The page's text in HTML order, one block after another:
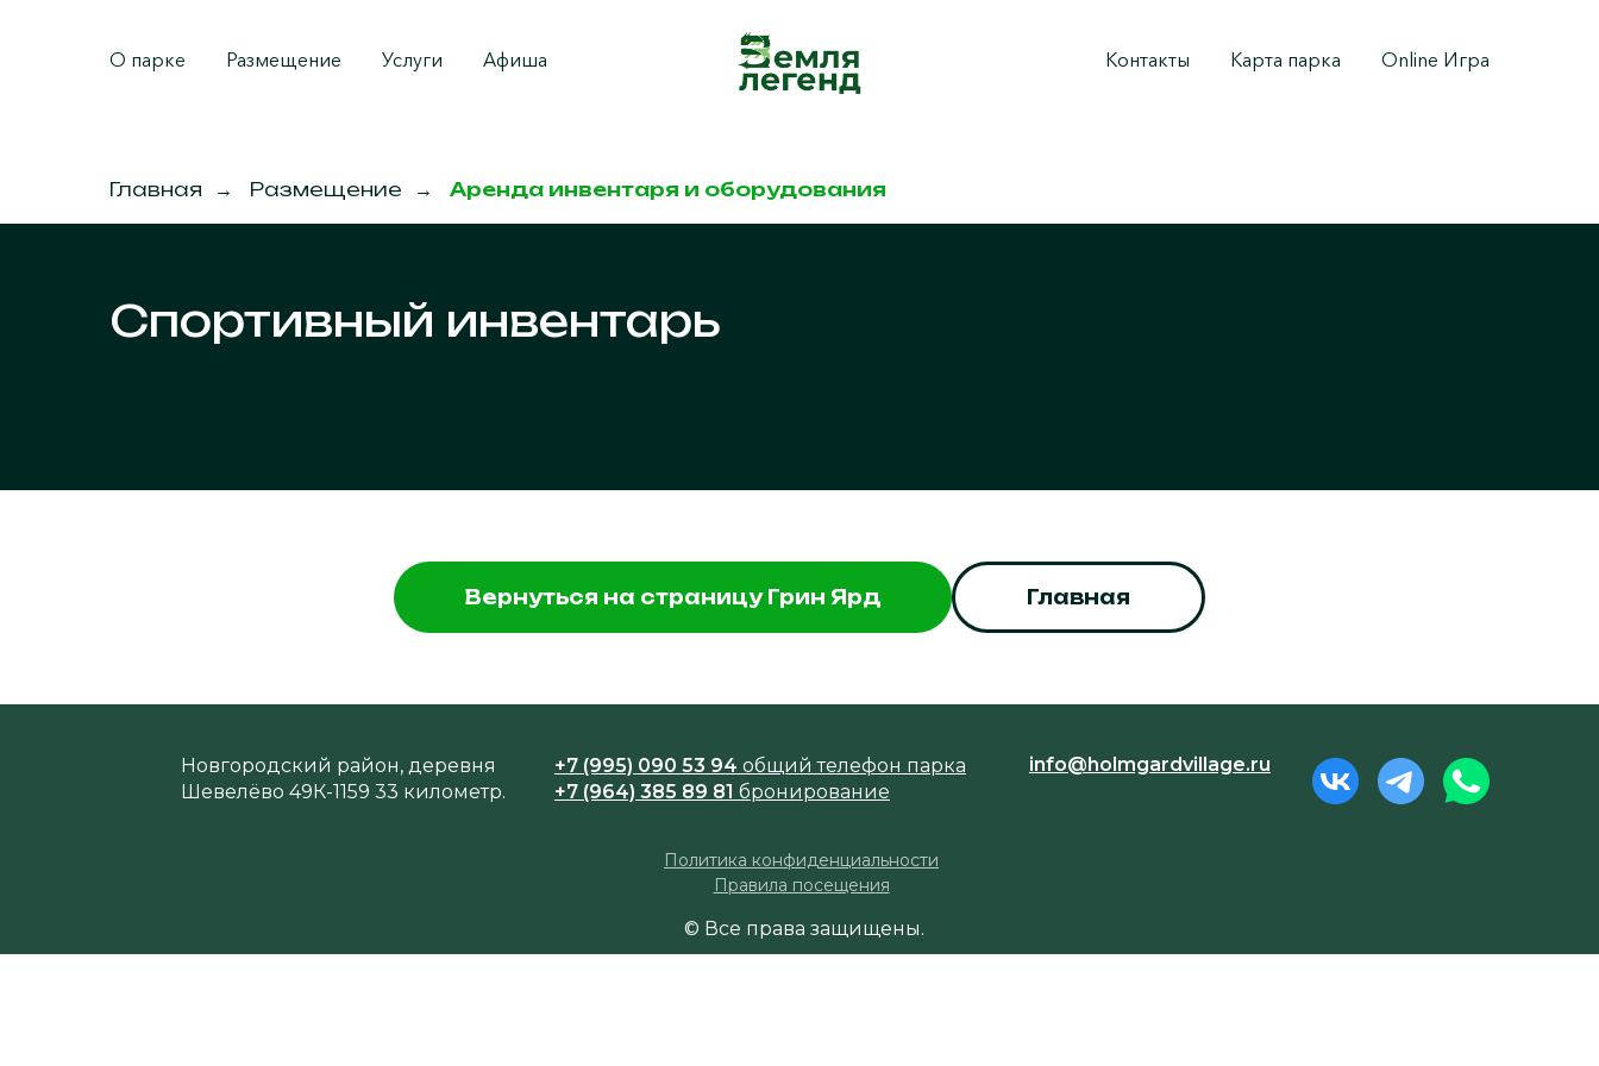
О парке Размещение Услуги Афиша Контакты Карта парка Online Игра
Главная → Размещение → Аренда инвентаря и оборудования
Спортивный инвентарь
Вернуться на страницу Грин Ярд Главная
Политика конфиденциальности
© Все права защищены.
Новгородский район, деревня
Шевелёво 49К-1159 33 километр.
+7 (995) 090 53 94 общий телефон парка
+7 (964) 385 89 81 бронирование
info@holmgardvillage.ru
Правила посещения